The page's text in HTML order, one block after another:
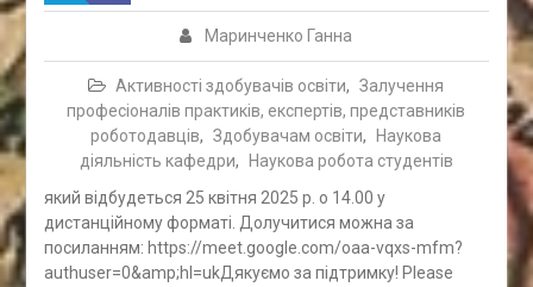
Маринченко Ганна
Активності здобувачів освіти, Залучення
професіоналів практиків, експертів, представників
роботодавців, Здобувачам освіти,
Наукова
діяльність кафедри, Наукова робота студентів
який відбудеться 25 квітня 2025 р. о 14.00 у
дистанційному форматі. Долучитися можна за
посиланням: https://meet.google.com/oaa-vqxs-mfm?
authuser=0&amp;hl=ukДякуємо за підтримку! Please